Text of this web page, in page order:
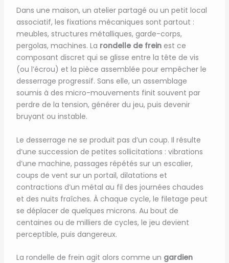
Dans une maison, un atelier partagé ou un petit local
associatif, les fixations mécaniques sont partout :
meubles, structures métalliques, garde-corps,
pergolas, machines. La rondelle de freinest ce
composant discret qui se glisse entre la tête de vis
(ou l’écrou) et la pièce assemblée pour empêcher le
desserrage progressif. Sans elle, un assemblage
soumis à des micro-mouvements finit souvent par
perdre de la tension, générer du jeu, puis devenir
bruyant ou instable.
Le desserrage ne se produit pas d’un coup. Il résulte
d’une succession de petites sollicitations : vibrations
d’une machine, passages répétés sur un escalier,
coups de vent sur un portail, dilatations et
contractions d’un métal au fil des journées chaudes
et des nuits fraîches. À chaque cycle, le filetage peut
se déplacer de quelques microns. Au bout de
centaines ou de milliers de cycles, le jeu devient
perceptible, puis dangereux.
La rondelle de frein agit alors comme un gardien